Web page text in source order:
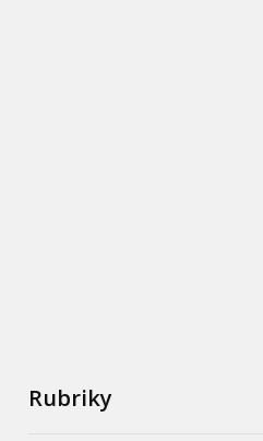
Rubriky